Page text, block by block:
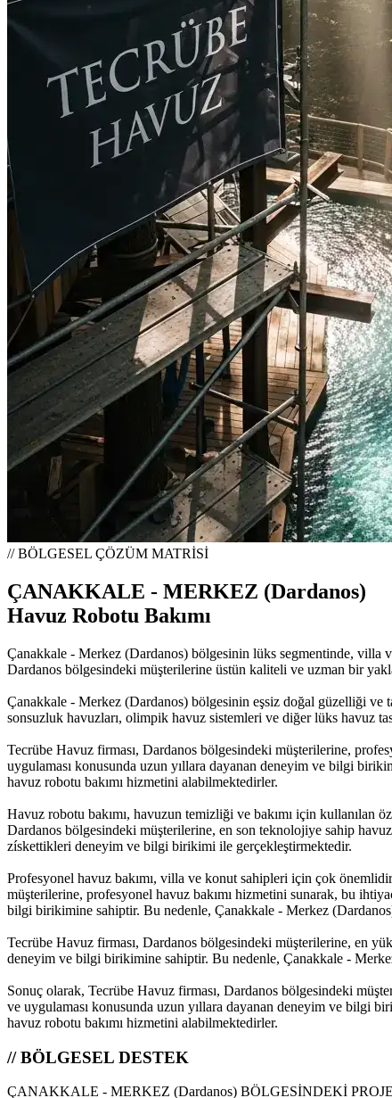
// BÖLGESEL ÇÖZÜM MATRİSİ
ÇANAKKALE - MERKEZ (Dardanos)
Havuz Robotu Bakımı
Çanakkale - Merkez (Dardanos) bölgesinin lüks segmentinde, villa
Dardanos bölgesindeki müşterilerine üstün kaliteli ve uzman bir
Çanakkale - Merkez (Dardanos) bölgesinin eşsiz doğal güzelliği
sonsuzluk havuzları, olimpik havuz sistemleri ve diğer lüks havuz
Tecrübe Havuz firması, Dardanos bölgesindeki müşterilerine,
uygulaması konusunda uzun yıllara dayanan deneyim ve bilgi
havuz robotu bakımı hizmetini alabilmektedirler.
Havuz robotu bakımı, havuzun temizliği ve bakımı için kullanılan
Dardanos bölgesindeki müşterilerine, en son teknolojiye sahip
získettikleri deneyim ve bilgi birikimi ile gerçekleştirmektedir.
Profesyonel havuz bakımı, villa ve konut sahipleri için çok
müşterilerine, profesyonel havuz bakımı hizmetini sunarak, bu
bilgi birikimine sahiptir. Bu nedenle, Çanakkale - Merkez
Tecrübe Havuz firması, Dardanos bölgesindeki müşterilerine, en
deneyim ve bilgi birikimine sahiptir. Bu nedenle, Çanakkale -
Sonuç olarak, Tecrübe Havuz firması, Dardanos bölgesindeki
ve uygulaması konusunda uzun yıllara dayanan deneyim ve bilgi
havuz robotu bakımı hizmetini alabilmektedirler.
// BÖLGESEL DESTEK
ÇANAKKALE - MERKEZ (Dardanos) BÖLGESİNDEKİ